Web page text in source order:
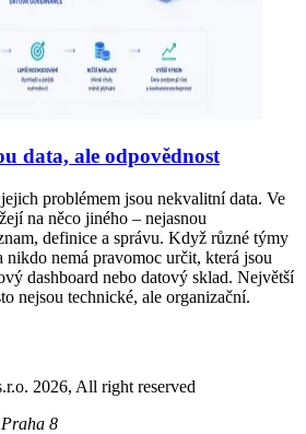
data, ale odpovědnost
problémem jsou nekvalitní data. Ve
na něco jiného – nejasnou
definice a správu. Když různé týmy
nemá pravomoc určit, která jsou
dashboard nebo datový sklad. Největší
nejsou technické, ale organizační.
2026, All right reserved
8